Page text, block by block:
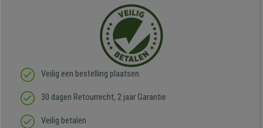
Veilig een bestelling plaatsen
30 dagen Retourrecht, 2 jaar Garantie
Veilig betalen